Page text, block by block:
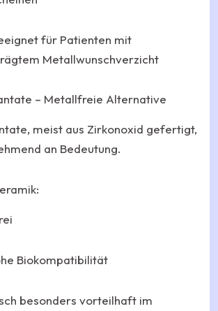
für Patienten mit
Metallwunschverzicht
– Metallfreie Alternative
meist aus Zirkonoxid gefertigt,
an Bedeutung.
Biokompatibilität
besonders vorteilhaft im